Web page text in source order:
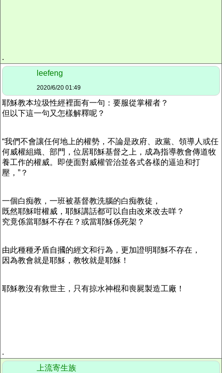
.
leefeng
2020/6/20 01:49
耶穌教本垃圾性經裡面有一句：要服從掌權者？
但以下這一句又怎樣解釋呢？
“我們不會讓任何地上的權勢，不論是政府、政黨、領導人或任
何威權組織、部門，位居耶穌基督之上，成為指導教會傳道牧
養工作的權威。即使面對威權管治並各式各樣的逼迫和打
壓，”？
一個白痴教，一班被基督教洗腦的白痴教徒，
既然耶穌咁權威，耶穌講話都可以自由改來改去咩？
究竟係當耶穌不存在？或當耶穌係死架？
由此種種矛盾自摑的經文和行為，更加證明耶穌不存在，
因為教會就是耶穌，教牧就是耶穌！
耶穌教沒有救世主，只有掠水神棍和喪屍製造工廠！
.
上流寄生族